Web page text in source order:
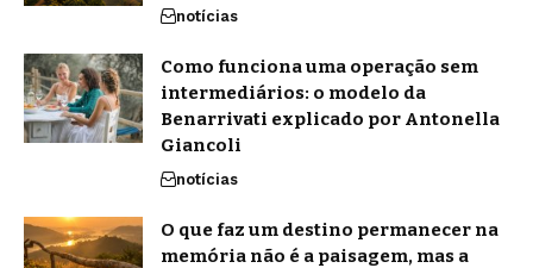
notícias
Como funciona uma operação sem
intermediários: o modelo da
Benarrivati explicado por Antonella
Giancoli
notícias
O que faz um destino permanecer na
memória não é a paisagem, mas a